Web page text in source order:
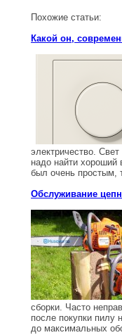
Похожие статьи:
Какой он,
электричество.
надо найти
был очень простым,
Обслуживание
сборки. Часто
после покупки пилу
до максимальных